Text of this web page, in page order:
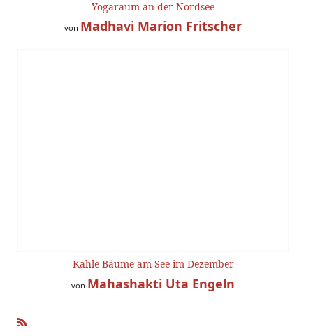
Yogaraum an der Nordsee
von Madhavi Marion Fritscher
Kahle Bäume am See im Dezember
von Mahashakti Uta Engeln